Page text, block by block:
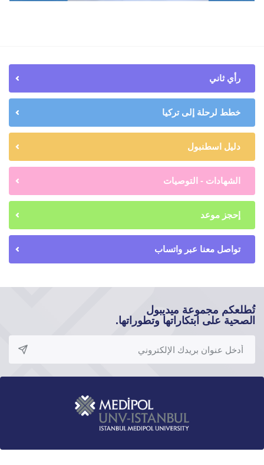
رأي ثاني
خطط لرحلة إلى تركيا
دليل اسطنبول
الشهادات - التوصيات
إحجز موعد
تواصل معنا عبر واتساب
تُطلعكم مجموعة ميديبول
الصحية على ابتكاراتها وتطوراتها.